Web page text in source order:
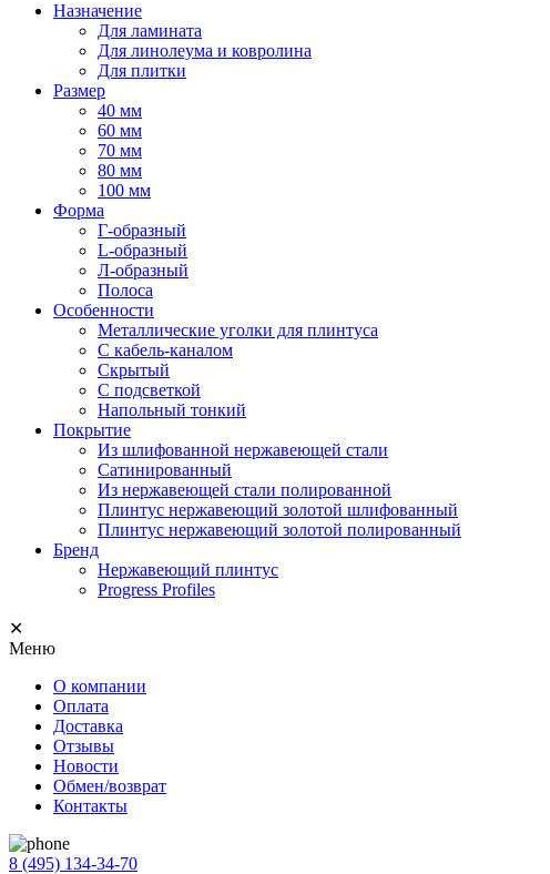
Назначение
Для ламината
Для линолеума и ковролина
Для плитки
Размер
40 мм
60 мм
70 мм
80 мм
100 мм
Форма
Г-образный
L-образный
Л-образный
Полоса
Особенности
Металлические уголки для плинтуса
С кабель-каналом
Скрытый
С подсветкой
Напольный тонкий
Покрытие
Из шлифованной нержавеющей стали
Сатинированный
Из нержавеющей стали полированной
Плинтус нержавеющий золотой шлифованный
Плинтус нержавеющий золотой полированный
Бренд
Нержавеющий плинтус
Progress Profiles
✕
Меню
О компании
Оплата
Доставка
Отзывы
Новости
Обмен/возврат
Контакты
8 (495) 134-34-70